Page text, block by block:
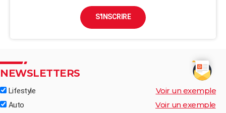
S'INSCRIRE
NEWSLETTERS
Lifestyle Voir un exemple
Auto Voir un exemple